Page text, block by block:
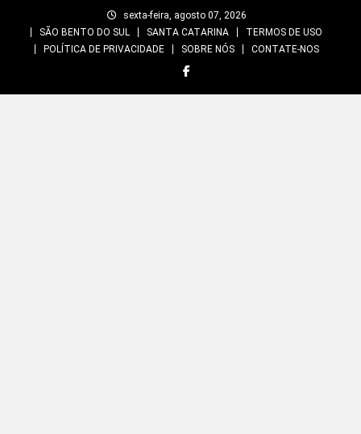
sexta-feira, agosto 07, 2026
SÃO BENTO DO SUL
SANTA CATARINA
TERMOS DE USO
POLÍTICA DE PRIVACIDADE
SOBRE NÓS CONTATE-NOS